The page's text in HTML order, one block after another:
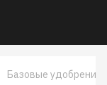
Базовые удобрения